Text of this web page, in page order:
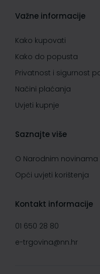
Važne informacije
Kako kupovati
Kako do popusta
Privatnost i sigurnost
Načini plaćanja
Uvjeti kupnje
Saznajte više
O Narodnim novinama
Opći uvjeti korištenja
Kontakt informacije
01 650 28 80
e-trgovina@nn.hr